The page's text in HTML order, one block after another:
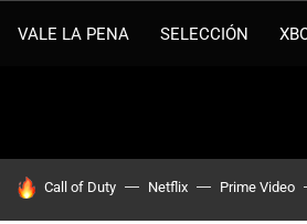
VALE LA PENA SELECCIÓN
HOY SE HABLA DE
Call of Duty Netflix Prime Video